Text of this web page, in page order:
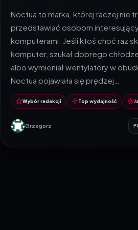
Noctua to marka, której raczej nie
przedstawiać osobom
komputerami. Jeśli ktoś choć raz
komputer, szukał dobrego
albo wymieniał wentylatory w
Noctua pojawiała się prędzej…
Wybór redakcji Top wydajność
Grzegorz